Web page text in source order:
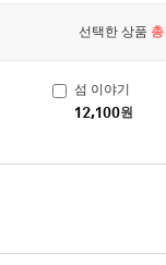
선택한 상품 총
섬 이야기
12,100원